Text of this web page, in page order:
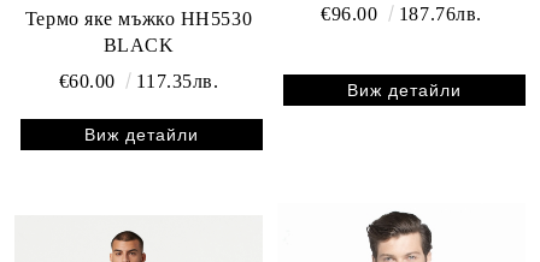
Термо яке мъжко HH5530
BLACK
€60.00
117.35лв.
Виж детайли
€96.00 187.76лв.
Виж детайли